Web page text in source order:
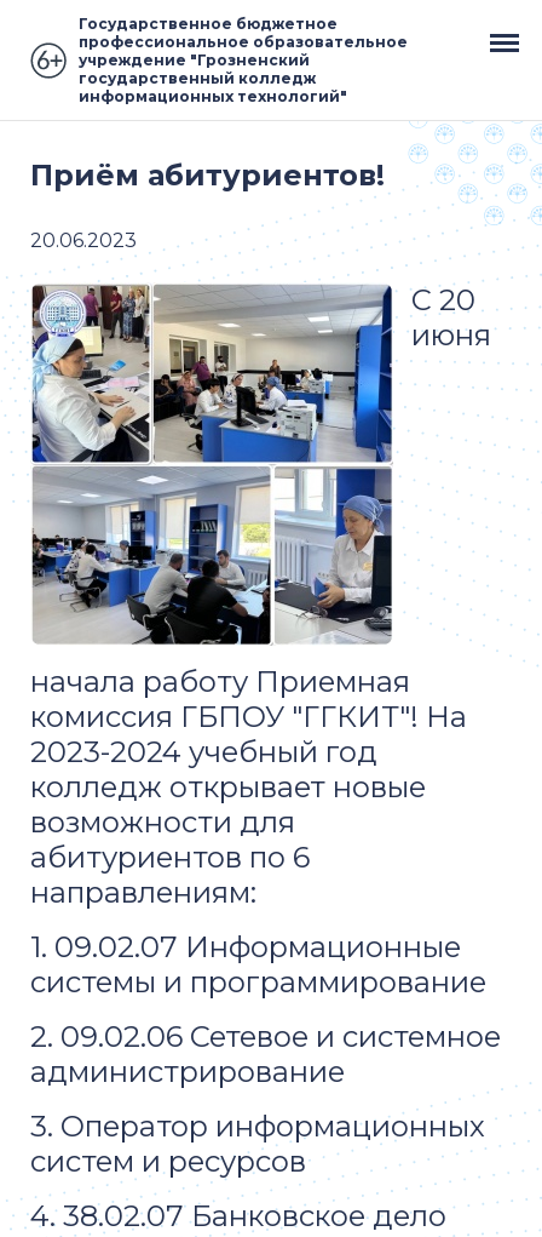
Государственное бюджетное
профессиональное образовательное
учреждение "Грозненский
государственный колледж
информационных технологий"
Приём абитуриентов!
20.06.2023
С 20
июня
начала работу Приемная
комиссия ГБПОУ "ГГКИТ"! На
2023-2024 учебный год
колледж открывает новые
возможности для
абитуриентов по 6
направлениям:
1. 09.02.07 Информационные
системы и программирование
2. 09.02.06 Сетевое и системное
администрирование
3. Оператор информационных
систем и ресурсов
4. 38.02.07 Банковское дело